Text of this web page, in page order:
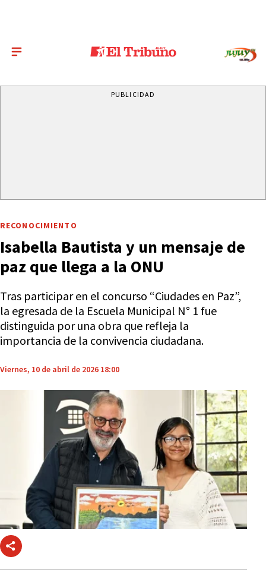
PUBLICIDAD
RECONOCIMIENTO
Isabella Bautista y un mensaje de
paz que llega a la ONU
Tras participar en el concurso “Ciudades en Paz”,
la egresada de la Escuela Municipal N° 1 fue
distinguida por una obra que refleja la
importancia de la convivencia ciudadana.
Viernes, 10 de abril de 2026 18:00